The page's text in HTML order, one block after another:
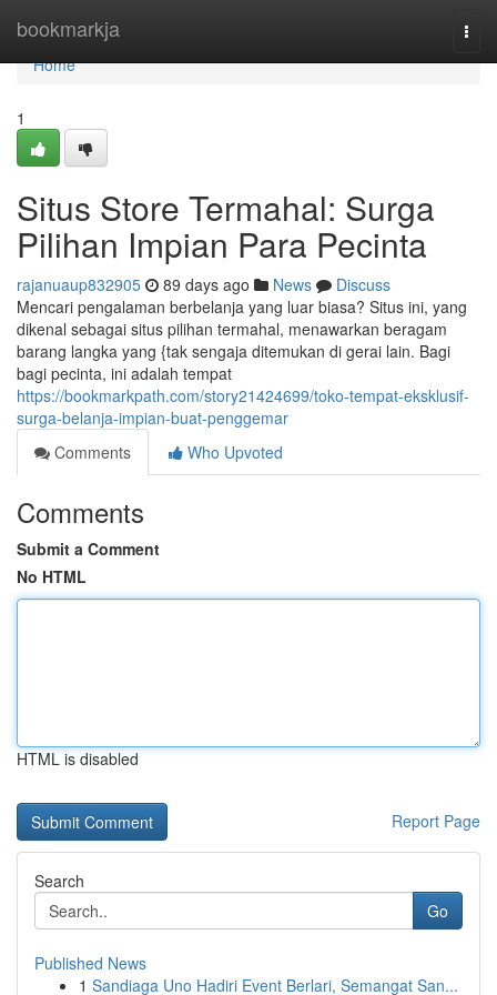
bookmarkja
Home
Home
1
Situs Store Termahal: Surga
Pilihan Impian Para Pecinta
rajanuaup832905 89 days ago News
Discuss
Mencari pengalaman berbelanja yang luar biasa? Situs ini, yang
dikenal sebagai situs pilihan termahal, menawarkan beragam
barang langka yang {tak sengaja ditemukan di gerai lain. Bagi
bagi pecinta, ini adalah tempat
https://bookmarkpath.com/story21424699/toko-tempat-eksklusif-
surga-belanja-impian-buat-penggemar
Comments
Who Upvoted
Comments
Submit a Comment
No HTML
HTML is disabled
Report Page
Search
Go
Published News
1 Sandiaga Uno Hadiri Event Berlari, Semangat San...